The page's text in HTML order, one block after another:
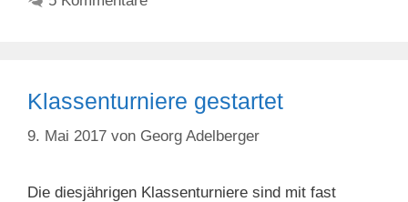
Klassenturniere gestartet
9. Mai 2017 von Georg Adelberger
Die diesjährigen Klassenturniere sind mit fast